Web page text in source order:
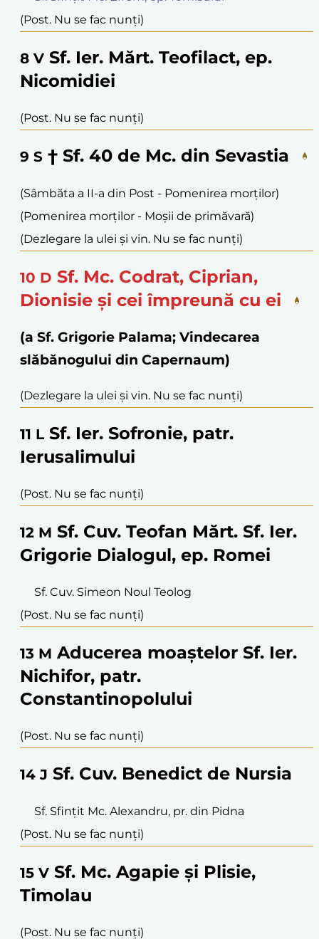
(Post. Nu se fac nunți)
8 V Sf. Ier. Mărt. Teofilact, ep.
Nicomidiei
(Post. Nu se fac nunți)
9 S † Sf. 40 de Mc. din Sevastia
(Sâmbăta a II-a din Post - Pomenirea morților)
(Pomenirea morților - Moșii de primăvară)
(Dezlegare la ulei și vin. Nu se fac nunți)
10 D Sf. Mc. Codrat, Ciprian,
Dionisie și cei împreună cu ei
(a Sf. Grigorie Palama; Vindecarea
slăbănogului din Capernaum)
(Dezlegare la ulei și vin. Nu se fac nunți)
11 L Sf. Ier. Sofronie, patr.
Ierusalimului
(Post. Nu se fac nunți)
12 M Sf. Cuv. Teofan Mărt. Sf. Ier.
Grigorie Dialogul, ep. Romei
Sf. Cuv. Simeon Noul Teolog
(Post. Nu se fac nunți)
13 M Aducerea moaștelor Sf. Ier.
Nichifor, patr.
Constantinopolului
(Post. Nu se fac nunți)
14 J Sf. Cuv. Benedict de Nursia
Sf. Sfințit Mc. Alexandru, pr. din Pidna
(Post. Nu se fac nunți)
15 V Sf. Mc. Agapie și Plisie,
Timolau
(Post. Nu se fac nunți)